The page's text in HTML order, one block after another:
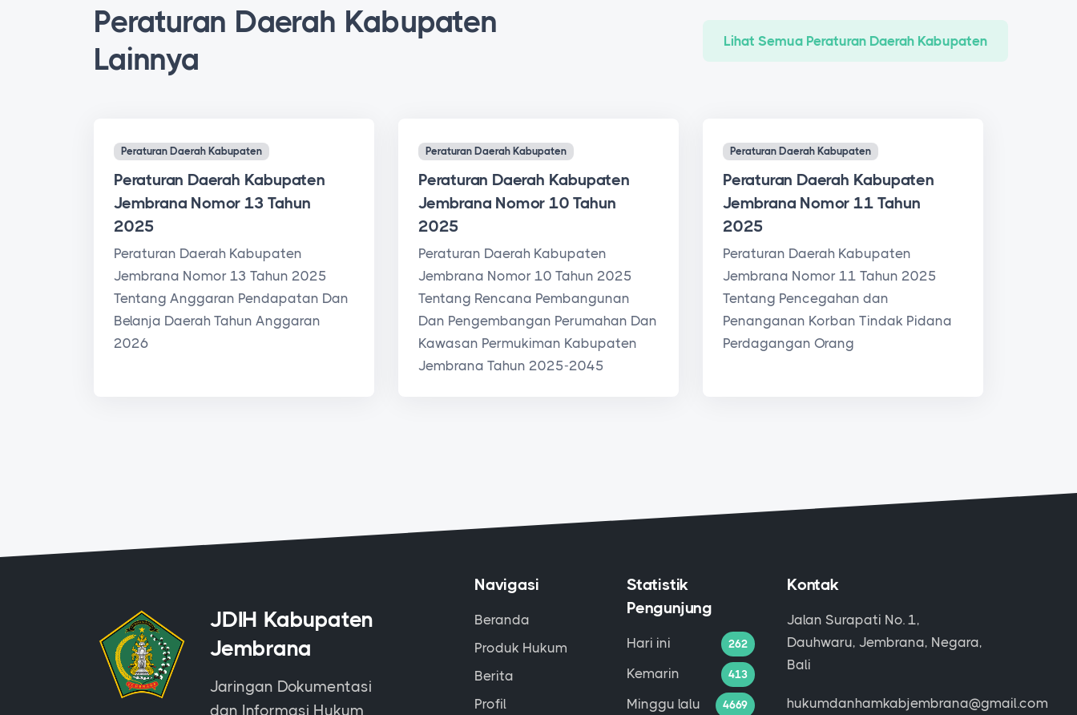
Peraturan Daerah Kabupaten
Lainnya
Lihat Semua Peraturan Daerah Kabupaten
Peraturan Daerah Kabupaten
Peraturan Daerah Kabupaten
Jembrana Nomor 13 Tahun
2025
Peraturan Daerah Kabupaten
Jembrana Nomor 13 Tahun 2025
Tentang Anggaran Pendapatan Dan
Belanja Daerah Tahun Anggaran
2026
Peraturan Daerah Kabupaten
Peraturan Daerah Kabupaten
Jembrana Nomor 10 Tahun
2025
Peraturan Daerah Kabupaten
Jembrana Nomor 10 Tahun 2025
Tentang Rencana Pembangunan
Dan Pengembangan Perumahan Dan
Kawasan Permukiman Kabupaten
Jembrana Tahun 2025-2045
Peraturan Daerah Kabupaten
Peraturan Daerah Kabupaten
Jembrana Nomor 11 Tahun
2025
Peraturan Daerah Kabupaten
Jembrana Nomor 11 Tahun 2025
Tentang Pencegahan dan
Penanganan Korban Tindak Pidana
Perdagangan Orang
JDIH Kabupaten
Jembrana
Jaringan Dokumentasi
dan Informasi Hukum
Navigasi
Beranda
Produk Hukum
Berita
Profil
Statistik
Pengunjung
Hari ini 262
Kemarin 413
Minggu lalu 4669
Kontak
Jalan Surapati No. 1,
Dauhwaru, Jembrana, Negara,
Bali
hukumdanhamkabjembrana@gmail.com